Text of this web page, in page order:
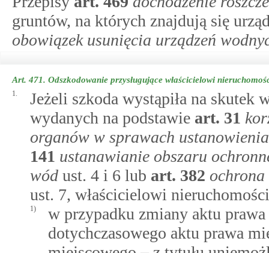
gruntów, na których znajdują się
obowiązek usunięcia urządzeń
Art. 471. Odszkodowanie przysługujące właścicielowi
1.
Jeżeli szkoda wystąpiła na skutek
wydanych na podstawie art. 31
organów w sprawach
141 ustanawianie obszaru
wód ust. 4 i 6 lub art. 382 ochrona
ust. 7, właścicielowi
1)
w przypadku zmiany aktu
dotychczasowego aktu prawa